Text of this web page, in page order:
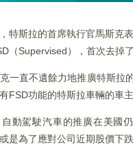
特斯拉的首席執行官馬斯克
（Supervised），首次去掉
一直不遺餘力地推廣特斯拉
FSD功能的特斯拉車輛的車
動駕駛汽車的推廣在美國
是為了應對公司近期股價下跌